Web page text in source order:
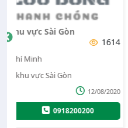
Cứu hộ xe
Chuyên cứu hộ vận chuyển xe 4-7-16 chổ và xe tải nhỏ
khu vực
Administrator